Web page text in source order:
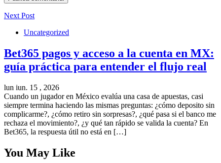
Next Post
Uncategorized
Bet365 pagos y acceso a la cuenta en MX:
guía práctica para entender el flujo real
lun iun. 15 , 2026
Cuando un jugador en México evalúa una casa de apuestas, casi
siempre termina haciendo las mismas preguntas: ¿cómo deposito sin
complicarme?, ¿cómo retiro sin sorpresas?, ¿qué pasa si el banco me
rechaza el movimiento?, ¿y qué tan rápido se valida la cuenta? En
Bet365, la respuesta útil no está en […]
You May Like